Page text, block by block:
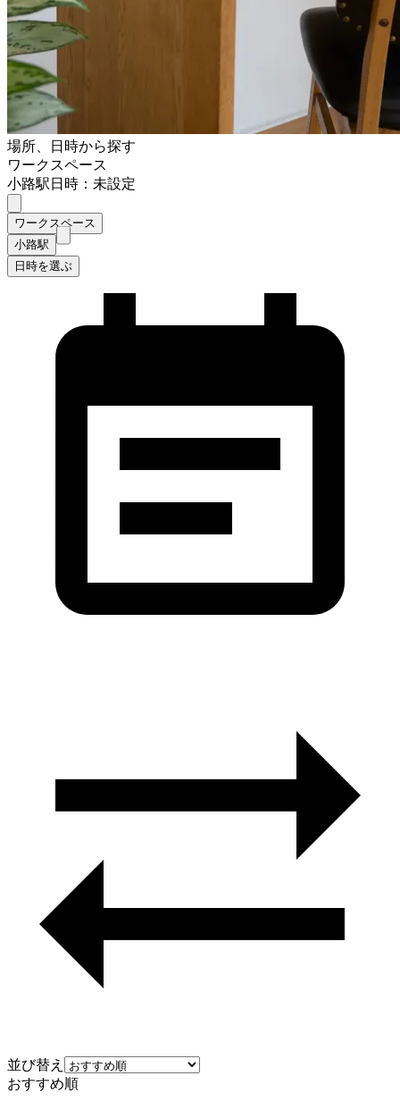
場所、日時から探す
ワークスペース
小路駅日時：未設定
ワークスペース
小路駅
日時を選ぶ
並び替え
おすすめ順